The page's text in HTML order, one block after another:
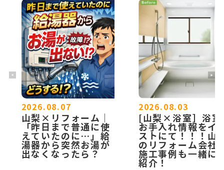
2026.08.07
山梨×リフォーム｜
「昨日まで普通に使
えていたのに…」給
湯器から突然お湯が
出なくなったら？
2026.08.03
[山梨×浴室］浴室
お手入れ情報をイ
ストにて！！！山
のリフォーム会社
施工事例も一緒に
紹介！